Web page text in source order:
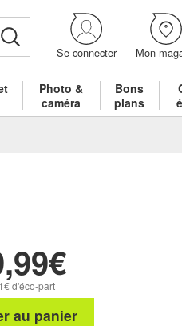
Se connecter Mon
Photo &
caméra
Bons
plans
d'éco-part
au panier